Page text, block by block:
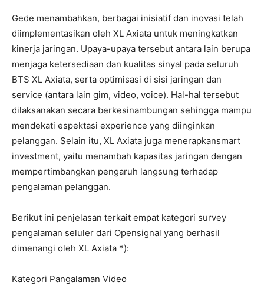
Gede menambahkan, berbagai inisiatif dan inovasi telah
diimplementasikan oleh XL Axiata untuk meningkatkan
kinerja jaringan. Upaya-upaya tersebut antara lain berupa
menjaga ketersediaan dan kualitas sinyal pada seluruh
BTS XL Axiata, serta optimisasi di sisi jaringan dan
service (antara lain gim, video, voice). Hal-hal tersebut
dilaksanakan secara berkesinambungan sehingga mampu
mendekati espektasi experience yang diinginkan
pelanggan. Selain itu, XL Axiata juga menerapkansmart
investment, yaitu menambah kapasitas jaringan dengan
mempertimbangkan pengaruh langsung terhadap
pengalaman pelanggan.
Berikut ini penjelasan terkait empat kategori survey
pengalaman seluler dari Opensignal yang berhasil
dimenangi oleh XL Axiata *):
Kategori Pangalaman Video